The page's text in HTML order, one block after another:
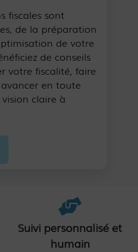
fiscales sont
de la préparation
de votre
de conseils
votre fiscalité, faire
en toute
claire à
Suivi personnalisé et
humain